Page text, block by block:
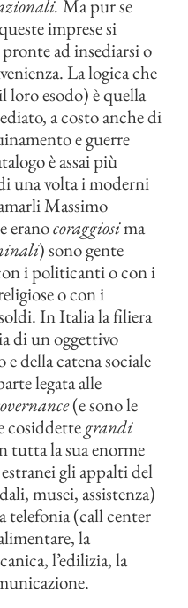
Ma pur se
imprese si
ad insediarsi o
La logica che
loro esodo) è quella
a costo anche di
e guerre
è assai più
una volta i moderni
Massimo
eranocoraggiosima
) sono gente
i politicanti o con i
o con i
In Italia la filiera
di un oggettivo
della catena sociale
legata alle
(e sono le
cosiddettegrandi
tutta la sua enorme
gli appalti del
musei, assistenza)
telefonia (call center
la
l’edilizia, la